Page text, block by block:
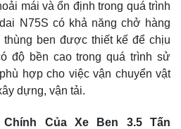
mái và ổn định trong quá trình
N75S có khả năng chở hàng
ben được thiết kế để chịu
độ bền cao trong quá trình sử
hợp cho việc vận chuyển vật
dựng, vận tải.
Của Xe Ben 3.5 Tấn